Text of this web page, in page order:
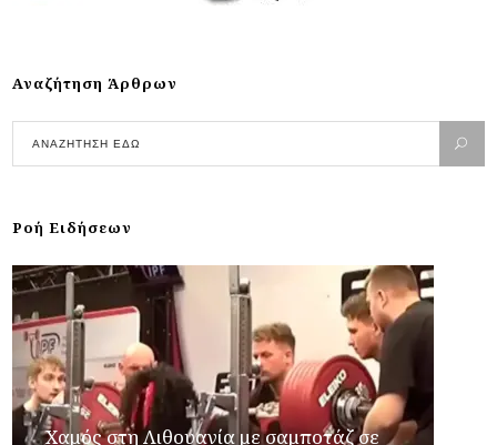
Αναζήτηση Άρθρων
Ροή Ειδήσεων
Χαμός στη Λιθουανία με σαμποτάζ σε